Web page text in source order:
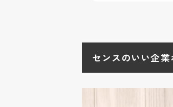
センスのいい企